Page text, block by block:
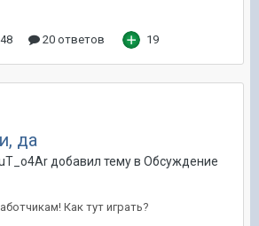
20 ответов 19
да
добавил тему в Обсуждение
Как тут играть?